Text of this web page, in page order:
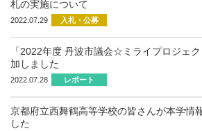
札の実施について
2022.07.29 入札・公募
「2022年度 丹波市議会☆ミライプロジェ
加しました
2022.07.28 レポート
京都府立西舞鶴高等学校の皆さんが本学情
した